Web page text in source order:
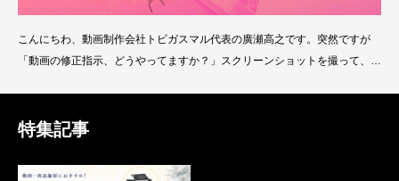
こんにちわ、動画制作会社トビガスマル代表の廣瀬高之です。突然ですが
「動画の修正指示、どうやってますか？」スクリーンショットを撮って、メ
oは、動画の共有・フィードバック・バージョン管理がすべてクラウド上で
特集記事